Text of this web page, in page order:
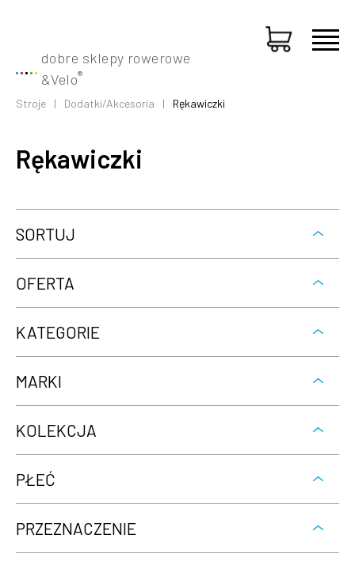
dobre sklepy rowerowe
&Velo®
Stroje Dodatki/Akcesoria Rękawiczki
Rękawiczki
SORTUJ
OFERTA
KATEGORIE
MARKI
KOLEKCJA
PŁEĆ
PRZEZNACZENIE